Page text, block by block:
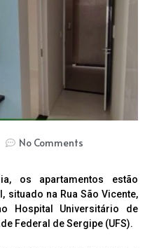
No Comments
os apartamentos estão
na Rua São Vicente,
Hospital Universitário de
Federal de Sergipe (UFS).